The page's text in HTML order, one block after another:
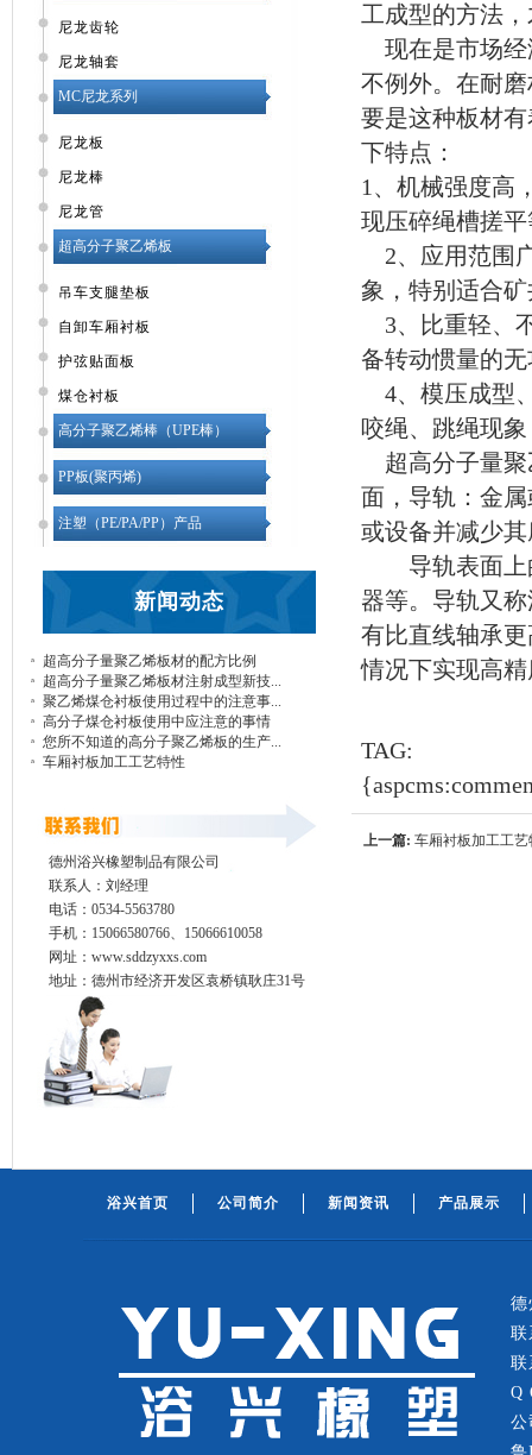
工成型的方法
现在是市场经
不例外。在耐
要是这种板材
下特点：
1、机械强度高
现压碎绳槽搓
2、应用范围
象，特别适合
3、比重轻、
备转动惯量的
4、模压成型
咬绳、跳绳现
超高分子量聚
面，导轨：金
或设备并减少
导轨表面上的
器等。导轨又
有比直线轴承
情况下实现高
TAG:
上一篇: 车厢衬板加工工艺
尼龙齿轮
尼龙轴套
MC尼龙系列
尼龙板
尼龙棒
尼龙管
超高分子聚乙烯板
吊车支腿垫板
自卸车厢衬板
护弦贴面板
煤仓衬板
高分子聚乙烯棒（UPE棒）
PP板(聚丙烯)
注塑（PE/PA/PP）产品
新闻动态
超高分子量聚乙烯板材的配方比例
超高分子量聚乙烯板材注射成型新技...
聚乙烯煤仓衬板使用过程中的注意事...
高分子煤仓衬板使用中应注意的事情
您所不知道的高分子聚乙烯板的生产...
车厢衬板加工工艺特性
德州浴兴橡塑制品有限公司
联系人：刘经理
电话：0534-5563780
手机：15066580766、15066610058
网址：www.sddzyxxs.com
地址：德州市经济开发区袁桥镇耿庄31号
浴兴首页 公司简介 新闻资讯 产品展示
联
联
Q
公